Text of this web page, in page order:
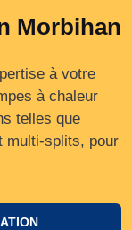
Morbihan
à votre
à chaleur
telles que
multi-splits, pour